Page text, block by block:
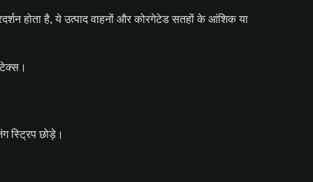
होता है, ये उत्पाद वाहनों और कोरगेटेड सतहों के आंशिक या
स्ट्रिप छोड़े।